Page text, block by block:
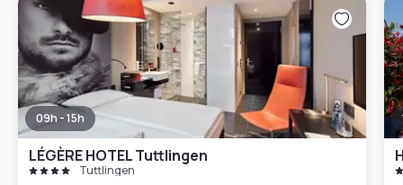
09h - 15h
LÉGÈRE HOTEL Tuttlingen
Tuttlingen